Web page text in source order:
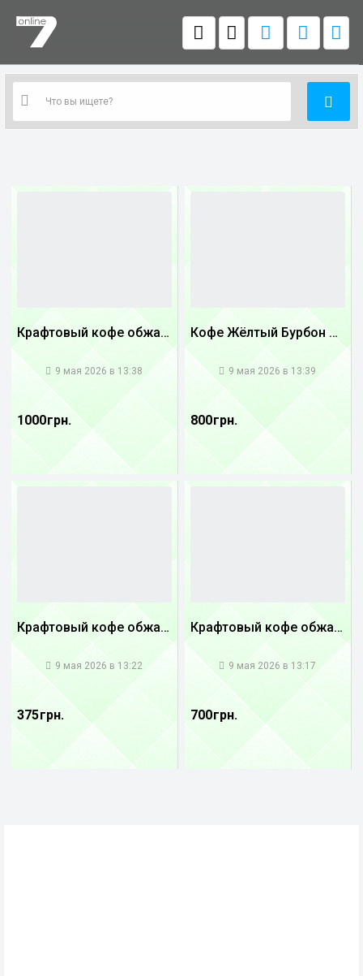
Крафтовый кофе обжареный Танзания
9 мая 2026 в 13:38
1000 грн.
Кофе Жёлтый Бурбон Бразилия
9 мая 2026 в 13:39
800 грн.
Крафтовый кофе обжареный купаж арабики 5...
9 мая 2026 в 13:22
375 грн.
Крафтовый кофе обжареный купаж арабики 3...
9 мая 2026 в 13:17
700 грн.